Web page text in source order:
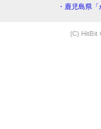
・鹿児島県
(C) HitBit